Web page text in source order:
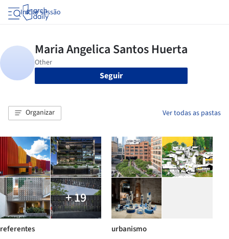
Iniciar sessão
Seguir
Organizar Ver todas as pastas
+ 19
referentes urbanismo